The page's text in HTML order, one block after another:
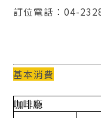
訂位電話：04-
基本消費
咖啡廳